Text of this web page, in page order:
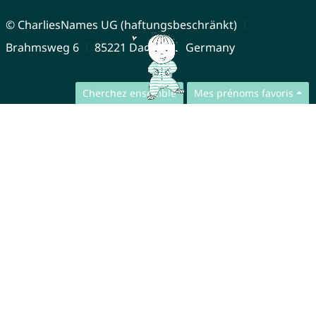
Cherchez ensemble Mes prénoms favoris
© CharliesNames UG (haftungsbeschränkt)
Brahmsweg 6
85221 Dachau Germany